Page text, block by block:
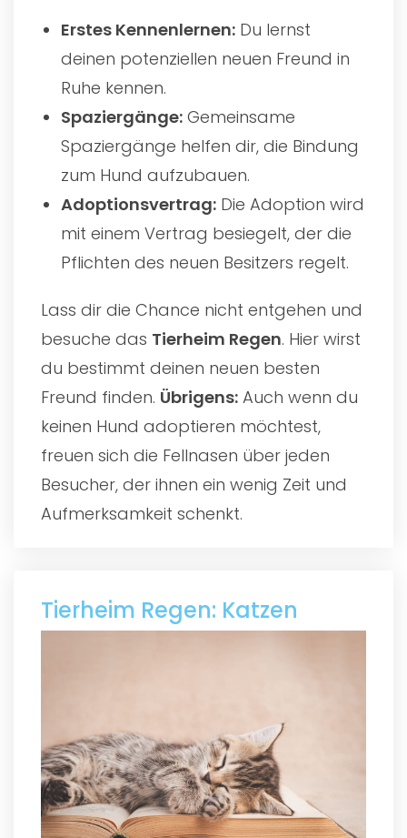
Erstes Kennenlernen: Du lernst
deinen potenziellen neuen Freund in
Ruhe kennen.
Spaziergänge: Gemeinsame
Spaziergänge helfen dir, die Bindung
zum Hund aufzubauen.
Adoptionsvertrag: Die Adoption wird
mit einem Vertrag besiegelt, der die
Pflichten des neuen Besitzers regelt.
Lass dir die Chance nicht entgehen und
besuche das Tierheim Regen. Hier wirst
du bestimmt deinen neuen besten
Freund finden. Übrigens: Auch wenn du
keinen Hund adoptieren möchtest,
freuen sich die Fellnasen über jeden
Besucher, der ihnen ein wenig Zeit und
Aufmerksamkeit schenkt.
Tierheim Regen: Katzen